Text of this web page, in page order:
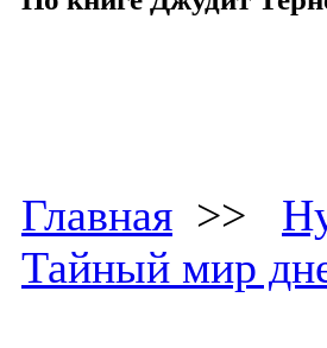
Главная >>
Тайный мир